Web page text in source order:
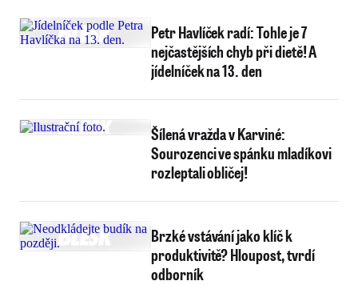
Petr Havlíček radí: Tohle je 7
nejčastějších chyb při dietě! A
jídelníček na 13. den
Šílená vražda v Karviné:
Sourozenci ve spánku mladíkovi
rozleptali obličej!
Brzké vstávání jako klíč k
produktivitě? Hloupost, tvrdí
odborník